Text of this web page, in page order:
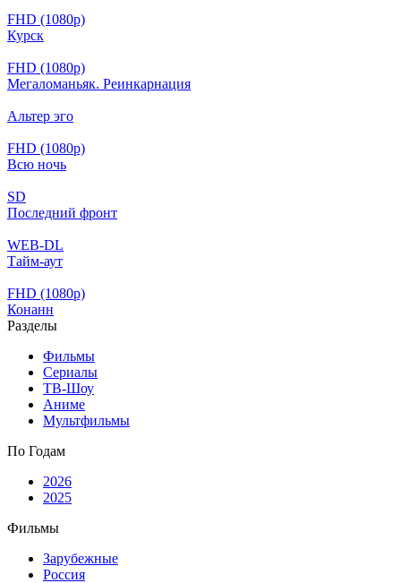
FHD (1080p)
Курск
FHD (1080p)
Мегаломаньяк. Реинкарнация
Альтер эго
FHD (1080p)
Всю ночь
SD
Последний фронт
WEB-DL
Тайм-аут
FHD (1080p)
Конанн
Разделы
Фильмы
Сериалы
ТВ-Шоу
Аниме
Мультфильмы
По Годам
2026
2025
Фильмы
Зарубежные
Россия